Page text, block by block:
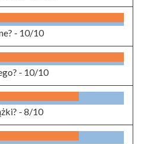
- 10/10
- 10/10
- 8/10